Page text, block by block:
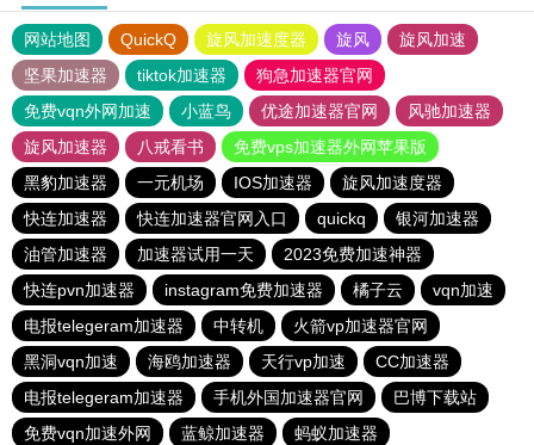
网站地图 QuickQ 旋风加速度器 旋风
旋风加速
坚果加速器
tiktok加速器
狗急加速器官网
免费vqn外网加速
小蓝鸟 优途加速器官网
风驰加速器
旋风加速器
八戒看书
免费vps加速器外网苹果版
黑豹加速器
一元机场 IOS加速器
旋风加速度器
快连加速器
快连加速器官网入口 quickq
银河加速器
油管加速器
加速器试用一天
2023免费加速神器
快连pvn加速器
instagram免费加速器 橘子云
vqn加速
电报telegeram加速器
中转机
火箭vp加速器官网
黑洞vqn加速
海鸥加速器 天行vp加速
CC加速器
电报telegeram加速器
手机外国加速器官网
巴博下载站
免费vqn加速外网
蓝鲸加速器 蚂蚁加速器